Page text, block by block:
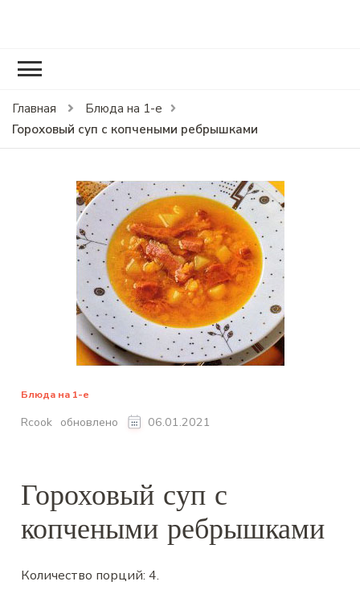
Главная
Блюда на 1-е
Гороховый суп с копчеными ребрышками
Блюда на 1-е
Rcook обновлено 06.01.2021
Гороховый суп с
копчеными ребрышками
Количество порций:4.